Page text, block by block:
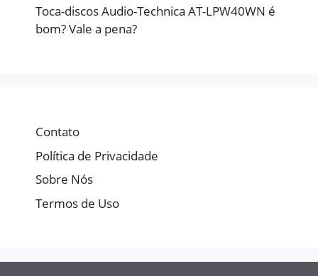
Toca-discos Audio-Technica AT-LPW40WN é
bom? Vale a pena?
Contato
Política de Privacidade
Sobre Nós
Termos de Uso